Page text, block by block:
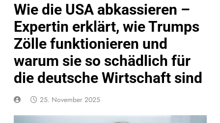
Wie die USA abkassieren –
Expertin erklärt, wie Trumps
Zölle funktionieren und
warum sie so schädlich für
die deutsche Wirtschaft sind
25. November 2025